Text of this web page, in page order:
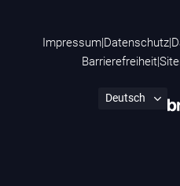
Impressum| Datenschutz|
Barrierefreiheit|